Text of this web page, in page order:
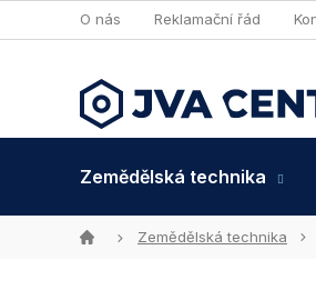
na
O nás Reklamační řád
Zemědělská technika
DomůZemědělská technika